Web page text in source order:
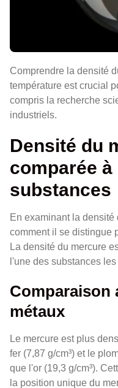
Comprendre la densité
température est crucial
compris la recherche
industriels.
Densité du
comparée
substances
En examinant la
comment il se distingue
La densité du mercure
l'une des substances
Comparaison
métaux
Le mercure est plus
fer (7,87 g/cm³) et le
que l'or (19,3 g/cm³).
la position unique du